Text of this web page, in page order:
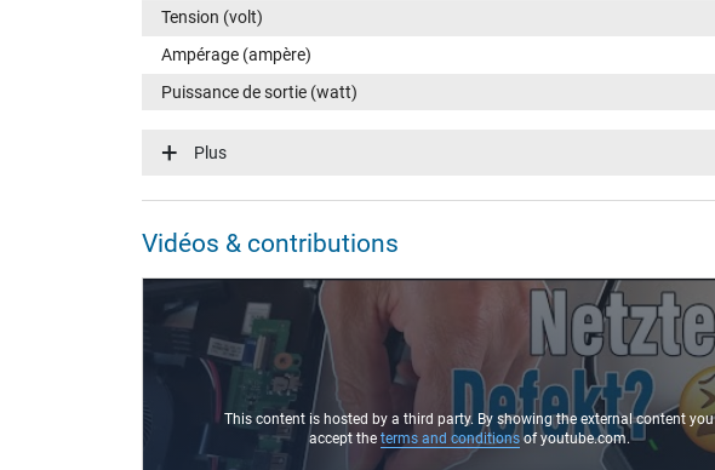
Tension (volt)
Ampérage (ampère)
Puissance de sortie (watt)
Efficience énergétique
Fonction LED
Connecteur du portable
Type / forme du connecteur
Longueur de la fiche (mm)
Diamètre extérieur/intérieur du connecteur
Broche dans la fiche
Longueur du câble de connexion (m) (env.)
Plus
Vidéos & contributions
This content is hosted by a third party. By showing the external content you
accept the terms and conditionsof youtube.com.